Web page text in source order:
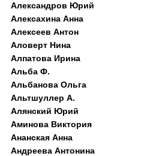
Александров Юрий
Алексахина Анна
Алексеев Антон
Аловерт Нина
Алпатова Ирина
Альба Ф.
Альбанова Ольга
Альтшуллер А.
Алянский Юрий
Аминова Виктория
Ананская Анна
Андреева Антонина